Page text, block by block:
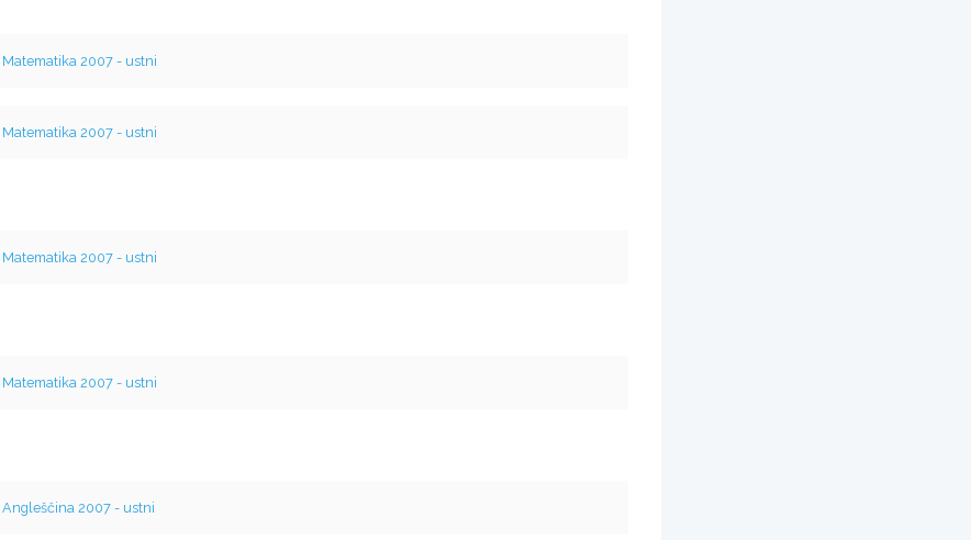
Matematika 2007 - ustni
Matematika 2007 - ustni
Matematika 2007 - ustni
Matematika 2007 - ustni
Angleščina 2007 - ustni